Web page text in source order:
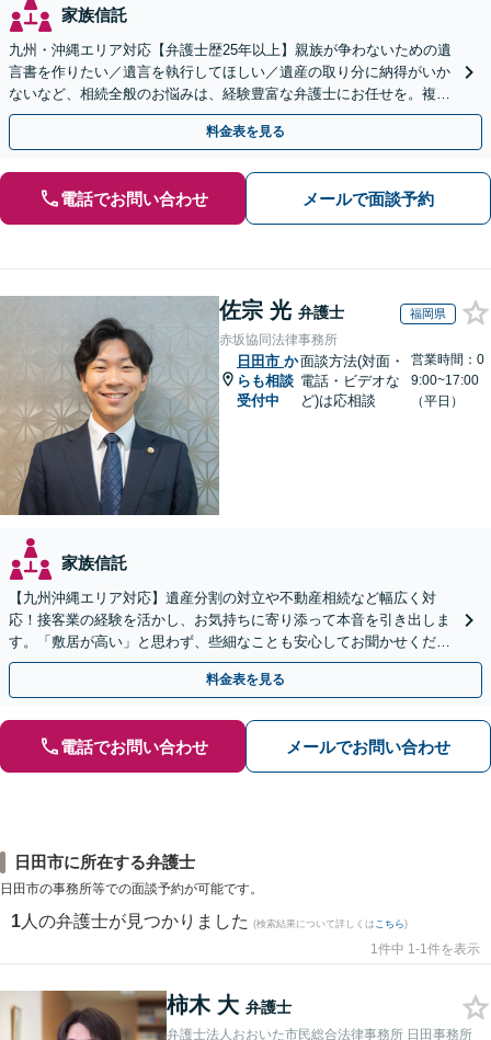
家族信託
九州・沖縄エリア対応【弁護士歴25年以上】親族が争わないための遺
言書を作りたい／遺言を執行してほしい／遺産の取り分に納得がいか
ないなど、相続全般のお悩みは、経験豊富な弁護士にお任せを。複雑
な問題も粘り強く対応し、解決に導きます。
料金表を見る
電話でお問い合わせ メールで面談予約
佐宗 光 弁護士 福岡県
赤坂協同法律事務所
日田市 か
らも相談
受付中
面談方法(対面・
電話・ビデオな
ど)は応相談
営業時間：0
9:00~17:00
（平日）
家族信託
【九州沖縄エリア対応】遺産分割の対立や不動産相続など幅広く対
応！接客業の経験を活かし、お気持ちに寄り添って本音を引き出しま
す。「敷居が高い」と思わず、些細なことも安心してお聞かせくださ
い【初回相談無料】【夜間・休日相談可】
料金表を見る
電話でお問い合わせ メールでお問い合わせ
日田市に所在する弁護士
日田市の事務所等での面談予約が可能です。
1 人の弁護士が見つかりました (検索結果について詳しくは こちら)
1件中 1-1件を表示
柿木 大 弁護士
弁護士法人おおいた市民総合法律事務所 日田事務所